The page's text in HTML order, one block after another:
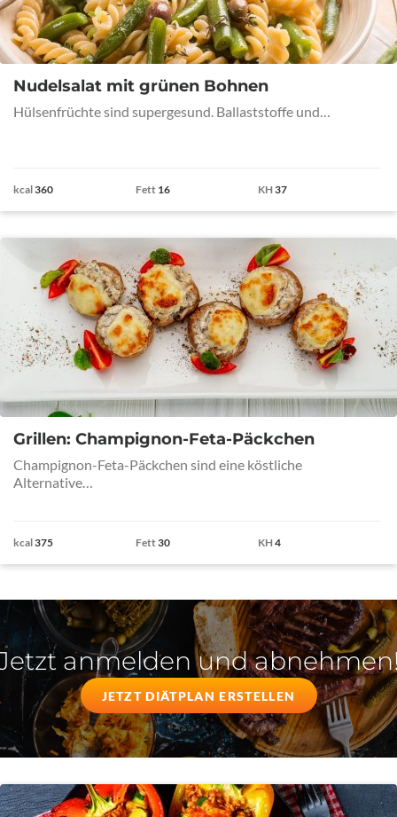
Nudelsalat mit grünen Bohnen
Hülsenfrüchte sind supergesund. Ballaststoffe und…
kcal360 Fett 16 KH37
Grillen: Champignon-Feta-Päckchen
Champignon-Feta-Päckchen sind eine köstliche
Alternative…
kcal375 Fett30 KH4
anmelden und
JETZT DIÄTPLAN ERSTELLEN